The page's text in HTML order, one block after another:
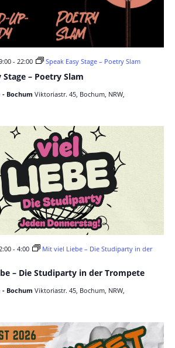
Stage – Poetry Slam
- 22:00 Speak Easy Stage – Poetry Slam
Bochum Viktoriastr. 45, Bochum, NRW,
– Die Studiparty in der Trompete
- 4:00
Mit viel Liebe – Die Studiparty in der
Bochum Viktoriastr. 45, Bochum, NRW,